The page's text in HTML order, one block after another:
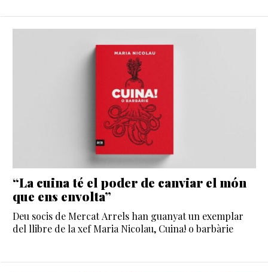
“La cuina té el poder de canviar el món
que ens envolta”
Deu socis de Mercat Arrels han guanyat un exemplar
del llibre de la xef Maria Nicolau, Cuina! o barbàrie